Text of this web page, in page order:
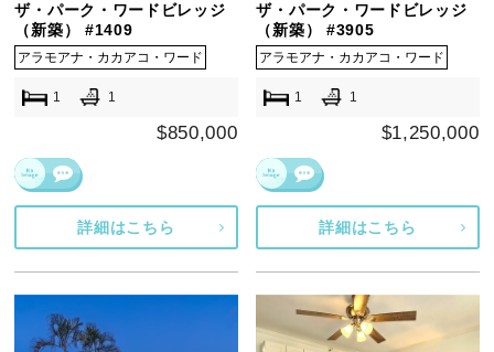
ザ・パーク・ワードビレッジ
（新築） #1409
アラモアナ・カカアコ・ワード
1 1
$850,000
詳細はこちら
ザ・パーク・ワードビレッジ
（新築） #3905
アラモアナ・カカアコ・ワード
1 1
$1,250,000
詳細はこちら